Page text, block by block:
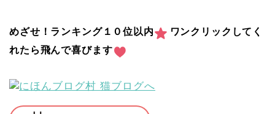
めざせ！ランキング１０位以内
ワンクリックしてく
れたら飛んで喜びます